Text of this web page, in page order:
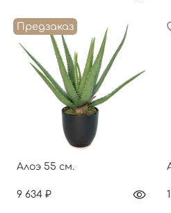
Предзаказ
Алоэ 55 см.
9 634 ₽